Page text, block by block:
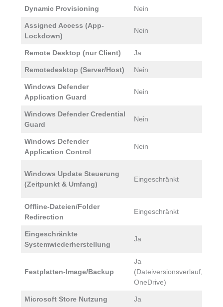
Dynamic Provisioning Nein
Assigned Access (App-
Lockdown)
Nein
Remote Desktop (nur Client) Ja
Remotedesktop (Server/Host) Nein
Windows Defender
Application Guard
Nein
Windows Defender Credential
Guard
Nein
Windows Defender
Application Control
Nein
Windows Update Steuerung
(Zeitpunkt & Umfang)
Eingeschränkt
Offline-Dateien/Folder
Redirection
Eingeschränkt
Eingeschränkte
Systemwiederherstellung
Ja
Festplatten-Image/Backup
Ja
(Dateiversionsverlauf,
OneDrive)
Microsoft Store Nutzung Ja